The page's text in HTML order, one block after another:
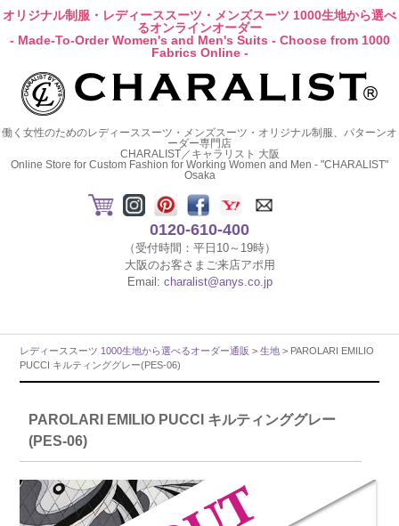
オリジナル制服・レディーススーツ・メンズスーツ 1000生地から選べ
るオンラインオーダー
- Made-To-Order Women's and Men's Suits - Choose from 1000
Fabrics Online -
働く女性のためのレディーススーツ・メンズスーツ・オリジナル制服、パターンオ
ーダー専門店
CHARALIST／キャラリスト 大阪
Online Store for Custom Fashion for Working Women and Men - "CHARALIST"
Osaka
0120-610-400
（受付時間：平日10～19時）
大阪のお客さまご来店アポ用
Email: charalist@anys.co.jp
レディーススーツ 1000生地から選べるオーダー通販 >生地 > PAROLARI EMILIO
PUCCI キルティンググレー(PES-06)
PAROLARI EMILIO PUCCI キルティンググレー
(PES-06)